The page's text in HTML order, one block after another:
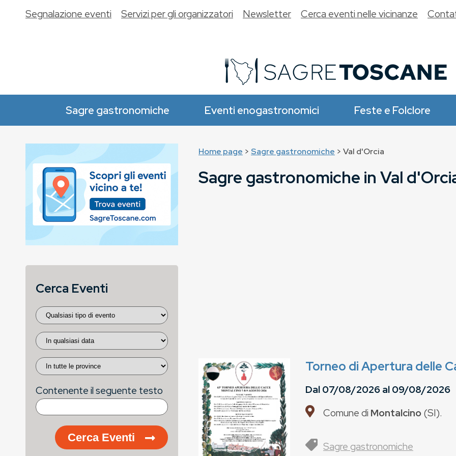
Sagre gastronomiche Eventi enogastronomici Feste e Folclore
Segnalazione eventi Servizi per gli organizzatori Newsletter Cerca eventi nelle vicinanze
Home page > Sagre gastronomiche > Val d'Orcia
Sagre gastronomiche in Val
Torneo di Apertura delle
Dal07/08/2026al09/08/2026
Comune di Montalcino(SI).
Sagre gastronomiche
Cerca Eventi
Contenente il seguente testo
Cerca Eventi